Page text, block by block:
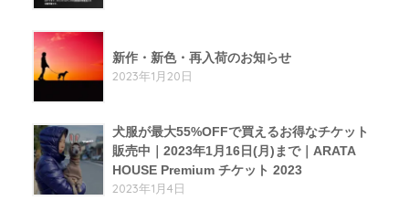
新作・新色・再入荷のお知らせ
2023年1月20日
犬服が最大55%OFFで買えるお得なチケット
販売中｜2023年1月16日(月)まで｜ARATA
HOUSE Premium チケット 2023
2023年1月4日